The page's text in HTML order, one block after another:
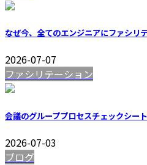
なぜ今、全てのエンジニアにファシリ
2026-07-07
ファシリテーション
会議のグループプロセスチェックシー
2026-07-03
ブログ